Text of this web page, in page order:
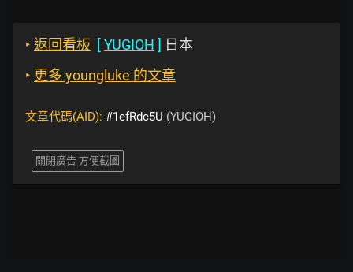
‣ 返回看板 [YUGIOH ] 日本
‣ 更多 youngluke 的文章
文章代碼(AID): #1efRdc5U (YUGIOH)
關閉廣告 方便截圖